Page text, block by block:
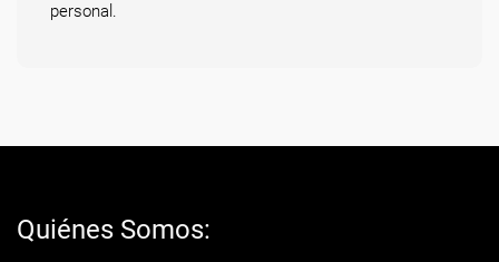
personal.
Quiénes Somos: